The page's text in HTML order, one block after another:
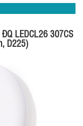
LEDCL26 307CS
D225)